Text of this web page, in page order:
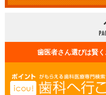
歯医者さん選びは賢